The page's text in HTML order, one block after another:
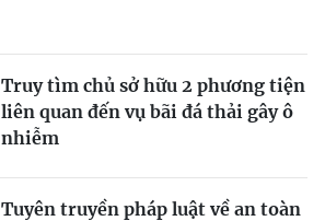
Truy tìm chủ sở hữu 2 phương tiện
liên quan đến vụ bãi đá thải gây ô
nhiễm
Tuyên truyền pháp luật về an toàn